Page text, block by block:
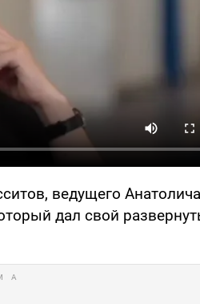
ведущего
дал свой